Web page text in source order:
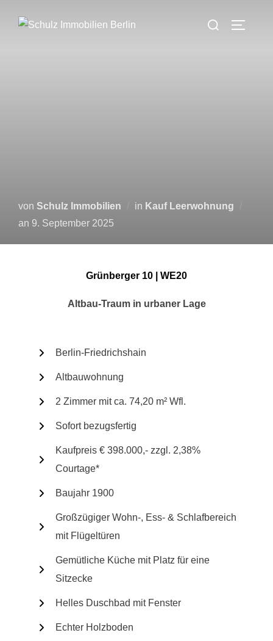
Inhalt
Suchen
von Schulz Immobilien in Kauf Leerwohnung
an Veröffentlicht
9. September 2025
Grünberger 10 | WE20
Altbau-Traum in urbaner Lage
Berlin-Friedrichshain
Altbauwohnung
2 Zimmer mit ca. 74,20 m² Wfl.
Sofort bezugsfertig
Kaufpreis € 398.000,- zzgl. 2,38%
Courtage*
Baujahr 1900
Großzügiger Wohn-, Ess- & Schlafbereich
mit Flügeltüren
Gemütliche Küche mit Platz für eine
Sitzecke
Helles Duschbad mit Fenster
Echter Holzboden